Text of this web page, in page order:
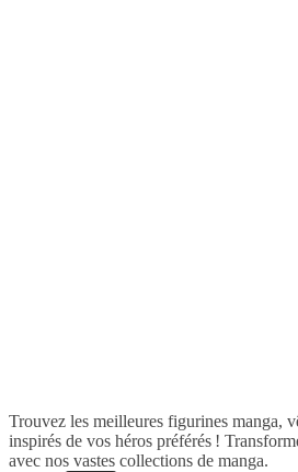
Trouvez les meilleures figurines manga,
inspirés de vos héros préférés !
avec nos vastes collections de manga.